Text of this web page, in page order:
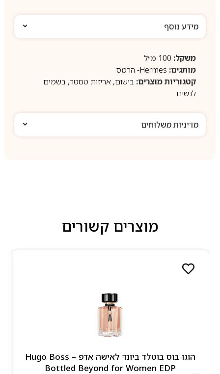
מידע נוסף
משקל:100 מ״ל
מותגים: Hermes- הרמס
קטגוריות מוצרים: בישום, אריזות טסטר, בשמים
לנשים
מדיניות משלוחים
מוצרים קשורים
הוגו בוס בוטלד ביונד לאישה אדפ – Hugo Boss
Bottled Beyond for Women EDP